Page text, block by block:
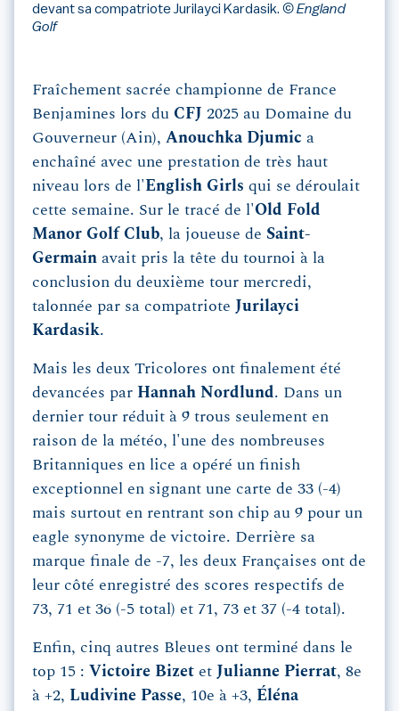
devant sa compatriote Jurilayci Kardasik. © England
Golf
Fraîchement sacrée championne de France
Benjamines lors du CFJ 2025 au Domaine du
Gouverneur (Ain), Anouchka Djumic a
enchaîné avec une prestation de très haut
niveau lors de l'English Girls qui se déroulait
cette semaine. Sur le tracé de l'Old Fold
Manor Golf Club, la joueuse de Saint-
Germain avait pris la tête du tournoi à la
conclusion du deuxième tour mercredi,
talonnée par sa compatriote Jurilayci
Kardasik.
Mais les deux Tricolores ont finalement été
devancées par Hannah Nordlund. Dans un
dernier tour réduit à 9 trous seulement en
raison de la météo, l'une des nombreuses
Britanniques en lice a opéré un finish
exceptionnel en signant une carte de 33 (-4)
mais surtout en rentrant son chip au 9 pour un
eagle synonyme de victoire. Derrière sa
marque finale de -7, les deux Françaises ont de
leur côté enregistré des scores respectifs de
73, 71 et 36 (-5 total) et 71, 73 et 37 (-4 total).
Enfin, cinq autres Bleues ont terminé dans le
top 15 : Victoire Bizet et Julianne Pierrat, 8e
à +2, Ludivine Passe, 10e à +3, Éléna